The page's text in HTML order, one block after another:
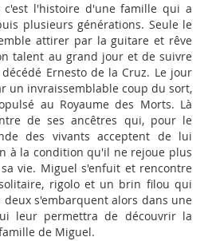
c'est l'histoire d'une famille qui a
plusieurs générations. Seule le
attirer par la guitare et rêve
talent au grand jour et de suivre
Ernesto de la Cruz. Le jour
un invraissemblable coup du sort,
au Royaume des Morts. Là
de ses ancêtres qui, pour le
des vivants acceptent de lui
à la condition qu'il ne rejoue plus
vie. Miguel s'enfuit et rencontre
rigolo et un brin filou qui
deux s'embarquent alors dans une
leur permettra de découvrir la
de Miguel.